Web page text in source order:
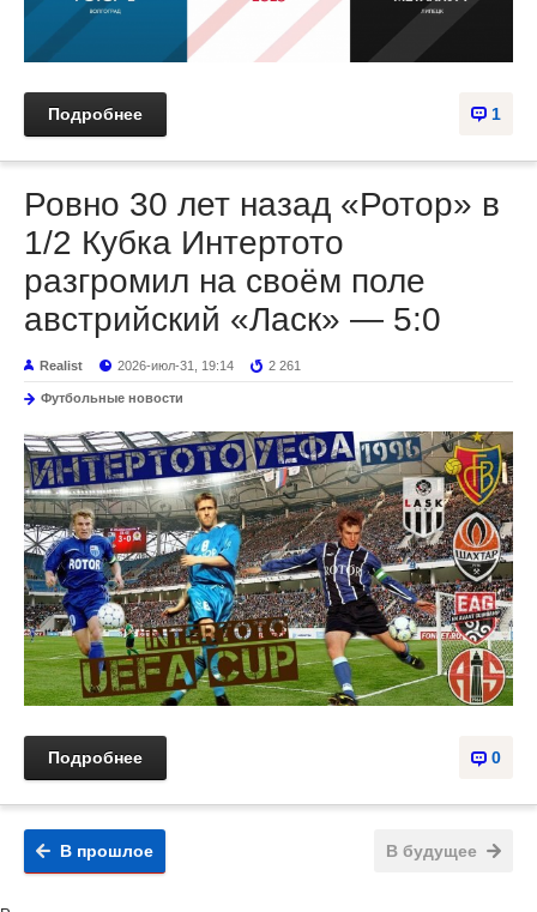
1
Подробнее
Ровно 30 лет назад «Ротор» в
1/2 Кубка Интертото
разгромил на своём поле
австрийский «Ласк» — 5:0
Realist 2026-июл-31, 19:14 2 261
Футбольные новости
0
Подробнее
В будущее
В прошлое